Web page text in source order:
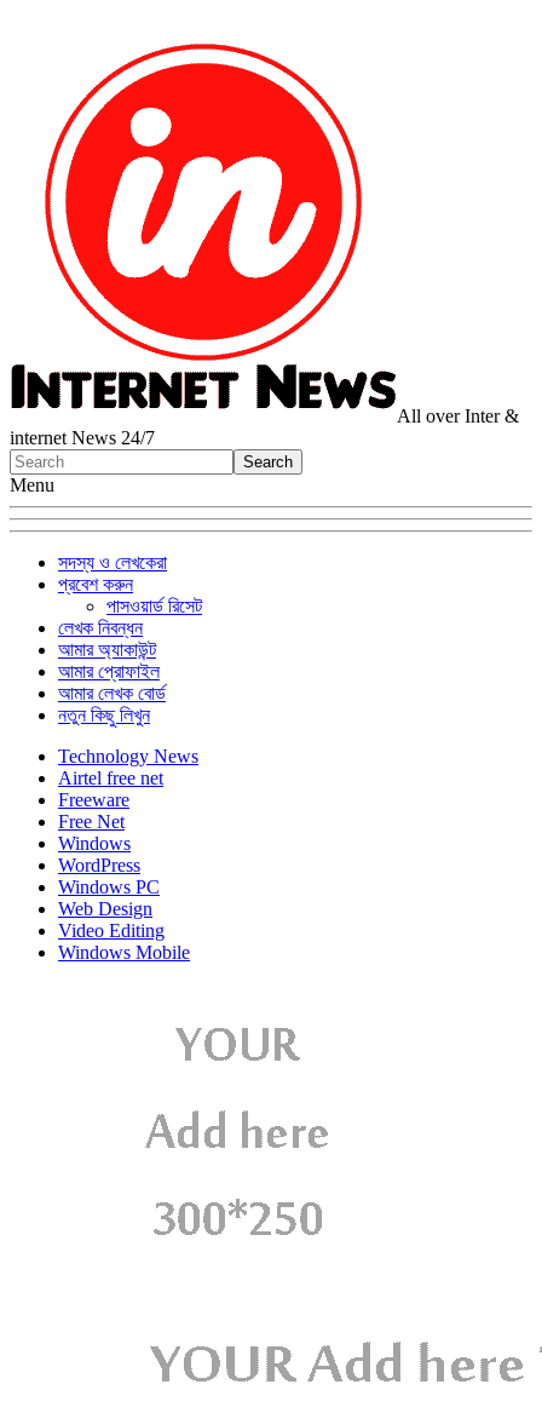
All over Inter &
internet News 24/7
Menu
সদস্য ও লেখকেরা
প্রবেশ করুন
পাসওয়ার্ড রিসেট
লেখক নিবন্ধন
আমার অ্যাকাউন্ট
আমার প্রোফাইল
আমার লেখক বোর্ড
নতুন কিছু লিখুন
Technology News
Airtel free net
Freeware
Free Net
Windows
WordPress
Windows PC
Web Design
Video Editing
Windows Mobile